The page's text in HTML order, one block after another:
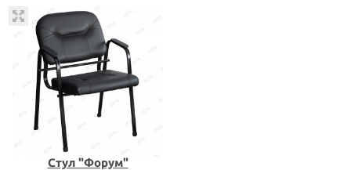
Стул "Форум"